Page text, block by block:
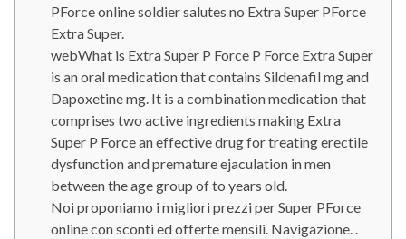
PForce online soldier salutes no Extra Super PForce
Extra Super.
webWhat is Extra Super P Force P Force Extra Super
is an oral medication that contains Sildenafil mg and
Dapoxetine mg. It is a combination medication that
comprises two active ingredients making Extra
Super P Force an effective drug for treating erectile
dysfunction and premature ejaculation in men
between the age group of to years old.
Noi proponiamo i migliori prezzi per Super PForce
online con sconti ed offerte mensili. Navigazione. .